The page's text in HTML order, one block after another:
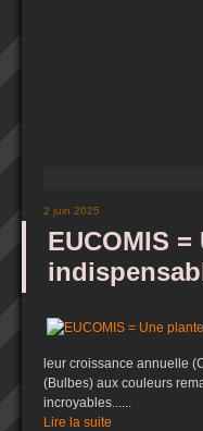
2 juin 2025
EUCOMIS
leur croissance annuelle
(Bulbes) aux couleurs
incroyables......
Lire la suite